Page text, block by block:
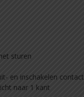
sturen
en inschakelen contact
naar 1 kant